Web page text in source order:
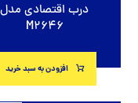
درب اقتصادی مدل
M2646
افزودن به سبد خرید